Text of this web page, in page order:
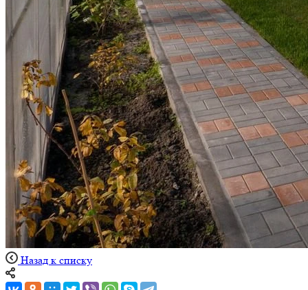
Назад к списку